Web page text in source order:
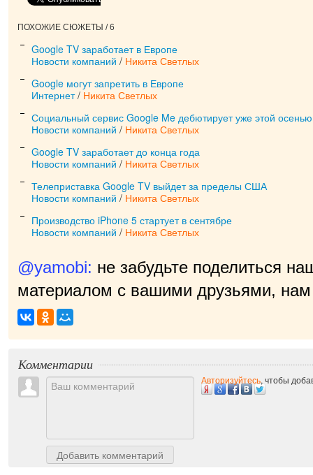
ПОХОЖИЕ СЮЖЕТЫ / 6
Google TV заработает в Европе
Новости компаний / Никита Светлых
Google могут запретить в Европе
Интернет/ Никита Светлых
Социальный сервис Google Me дебютирует уже этой осенью
Новости компаний / Никита Светлых
Google TV заработает до конца года
Новости компаний / Никита Светлых
Телеприставка Google TV выйдет за пределы США
Новости компаний / Никита Светлых
Производство iPhone 5 стартует в сентябре
Новости компаний / Никита Светлых
@yamobi: не забудьте поделиться
материалом с вашими друзьями, нам
Комментарии
Добавить комментарий
Авторизуйтесь, чтобы